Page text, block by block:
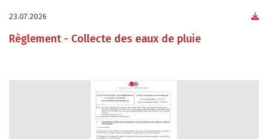
23.07.2026
Règlement - Collecte des eaux de pluie